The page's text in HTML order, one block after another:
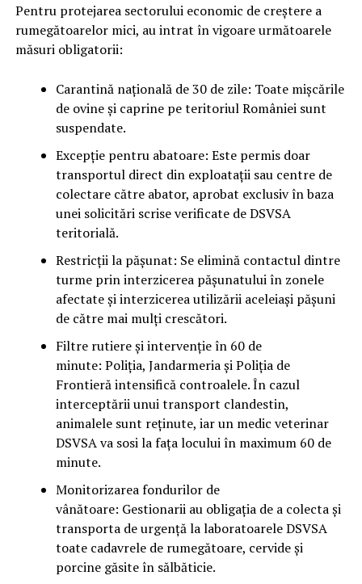
Pentru protejarea sectorului economic de creștere a
rumegătoarelor mici, au intrat în vigoare următoarele
măsuri obligatorii:
Carantină națională de 30 de zile: Toate mișcările
de ovine și caprine pe teritoriul României sunt
suspendate.
Excepție pentru abatoare: Este permis doar
transportul direct din exploatații sau centre de
colectare către abator, aprobat exclusiv în baza
unei solicitări scrise verificate de DSVSA
teritorială.
Restricții la pășunat: Se elimină contactul dintre
turme prin interzicerea pășunatului în zonele
afectate și interzicerea utilizării aceleiași pășuni
de către mai mulți crescători.
Filtre rutiere și intervenție în 60 de
minute: Poliția, Jandarmeria și Poliția de
Frontieră intensifică controalele. În cazul
interceptării unui transport clandestin,
animalele sunt reținute, iar un medic veterinar
DSVSA va sosi la fața locului în maximum 60 de
minute.
Monitorizarea fondurilor de
vânătoare: Gestionarii au obligația de a colecta și
transporta de urgență la laboratoarele DSVSA
toate cadavrele de rumegătoare, cervide și
porcine găsite în sălbăticie.